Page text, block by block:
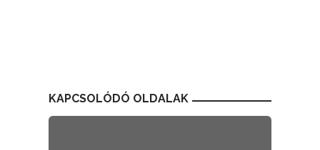
KAPCSOLÓDÓ OLDALAK